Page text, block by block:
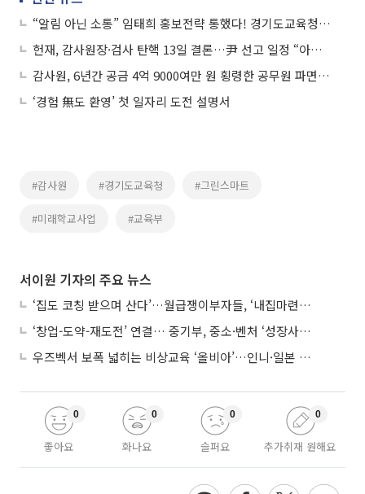
“알림 아닌 소통” 임태희 홍보전략 통했다! 경기도교육청, ‘실버버튼’ 획득
헌재, 감사원장·검사 탄핵 13일 결론…尹 선고 일정 “아직 없다”
감사원, 6년간 공금 4억 9000여만 원 횡령한 공무원 파면 요구
‘경험 無도 환영’ 첫 일자리 도전 설명서
#감사원 #경기도교육청 #그린스마트
#미래학교사업 #교육부
서이원 기자의 주요 뉴스
‘집도 코칭 받으며 산다’…월급쟁이부자들, ‘내집마련’ 신청 증가세
‘창업-도약-재도전’ 연결… 중기부, 중소·벤처 ‘성장사다리’ 짓는다
우즈벡서 보폭 넓히는 비상교육 ‘올비아’…인니·일본 진출 타진
좋아요
0
화나요
0
슬퍼요
0
추가취재 원해요
0